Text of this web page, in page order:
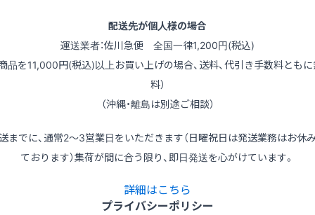
配送先が個人様の場合
運送業者：佐川急便 全国一律1,200円(税込)
品を11,000円(税込)以上お買い上げの場合、送料、代引き手数料とも
料）
（沖縄・離島は別途ご相談）
までに、通常2～3営業日をいただきます（日曜祝日は発送業務はお休
ております）集荷が間に合う限り、即日発送を心がけています。
詳細はこちら
プライバシーポリシー